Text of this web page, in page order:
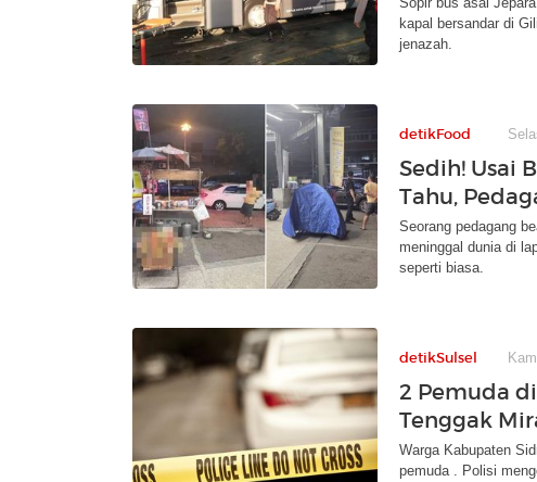
kapal bersandar di
jenazah.
detikFood
Sedih! Usai
Tahu,
Seorang pedagang
meninggal dunia di
seperti biasa.
detikSulsel
2 Pemuda
Tenggak
Warga Kabupaten
pemuda . Polisi